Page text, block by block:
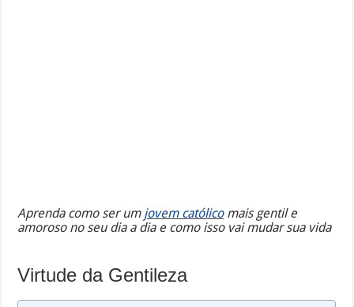
Aprenda como ser um jovem católicomais gentil e
amoroso no seu dia a dia e como isso vai mudar sua vida
Virtude da Gentileza